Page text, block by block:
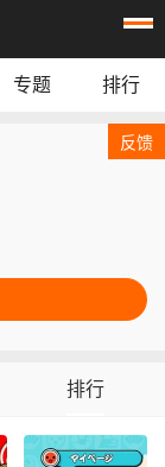
专题 排行
反馈
排行